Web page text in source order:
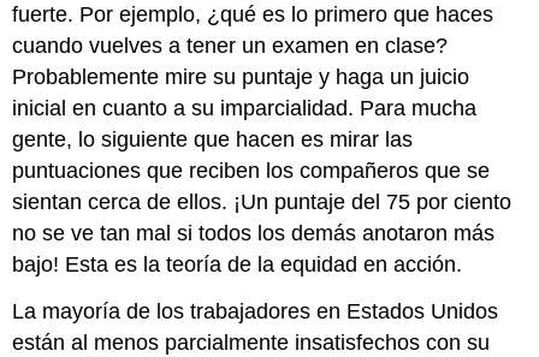
fuerte. Por ejemplo, ¿qué es lo primero que haces
cuando vuelves a tener un examen en clase?
Probablemente mire su puntaje y haga un juicio
inicial en cuanto a su imparcialidad. Para mucha
gente, lo siguiente que hacen es mirar las
puntuaciones que reciben los compañeros que se
sientan cerca de ellos. ¡Un puntaje del 75 por ciento
no se ve tan mal si todos los demás anotaron más
bajo! Esta es la teoría de la equidad en acción.
La mayoría de los trabajadores en Estados Unidos
están al menos parcialmente insatisfechos con su